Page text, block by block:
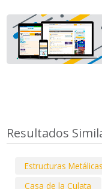
Resultados
Estructuras
Casa de la Culata